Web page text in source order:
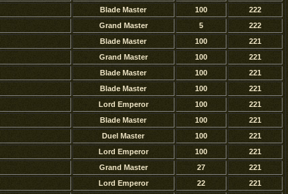
Blade Master 100
222
Grand Master 5
222
Blade Master 100
221
Grand Master 100
221
Blade Master 100
221
Blade Master 100
221
Lord Emperor 100
221
Blade Master 100
221
Duel Master 100
221
Lord Emperor 100
221
Grand Master 27
221
Lord Emperor 22
221